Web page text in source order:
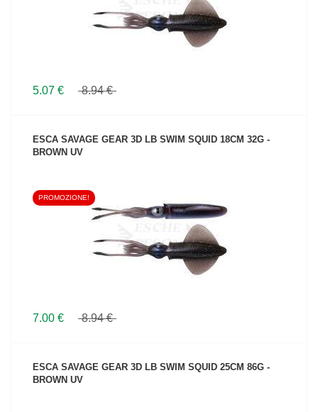
5.07 € 8.94 €
ESCA SAVAGE GEAR 3D LB SWIM SQUID 18CM 32G -
BROWN UV
VEDI IL PRODOTTO
PROMOZIONE!
7.00 € 8.94 €
ESCA SAVAGE GEAR 3D LB SWIM SQUID 25CM 86G -
BROWN UV